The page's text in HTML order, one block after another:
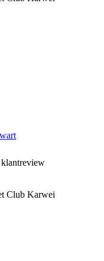
klantreview
Club Karwei